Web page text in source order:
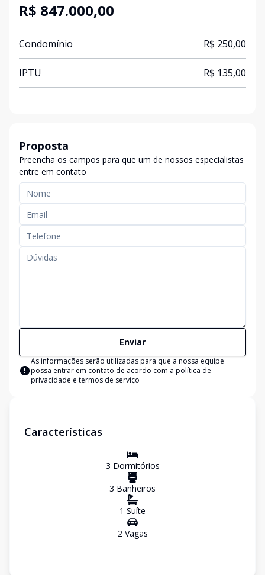
R$ 847.000,00
Condomínio R$ 250,00
IPTU R$ 135,00
Proposta
Preencha os campos para que um de nossos especialistas
entre em contato
Enviar
As informações serão utilizadas para que a nossa equipe
possa entrar em contato de acordo com a política de
privacidade e termos de serviço
Características
3 Dormitórios
3 Banheiros
1 Suíte
2Vagas